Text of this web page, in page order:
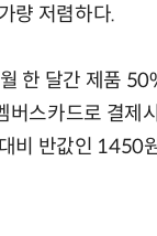
량 저렴하다.
한 달간 제품
버스카드로 결제
비 반값인 1450